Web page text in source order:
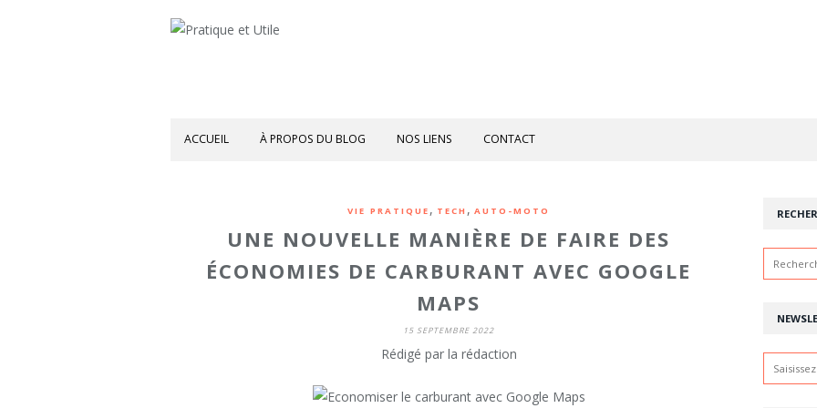
ACCUEIL À PROPOS DU BLOG NOS LIENS CONTACT
VIE PRATIQUE , TECH , AUTO-MOTO
UNE NOUVELLE MANIÈRE DE FAIRE DES
ÉCONOMIES DE CARBURANT AVEC GOOGLE
MAPS
15 SEPTEMBRE 2022
Rédigé par la rédaction